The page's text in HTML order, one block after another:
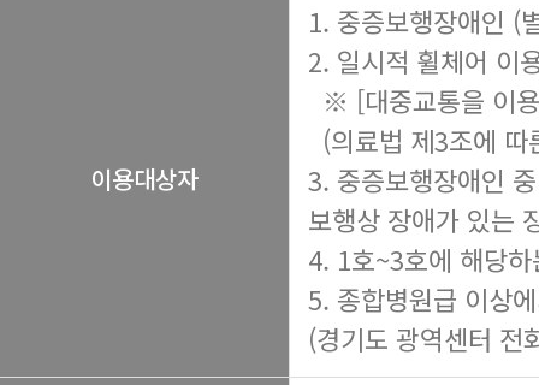
이용대상자
1. 중증보행장애인 (
2. 일시적 휠체어 이
※ [대중교통을 이
(의료법 제3조에
3. 중증보행장애인
보행상 장애가 있는
4. 1호~3호에 해당
5. 종합병원급 이상
(경기도 광역센터 전